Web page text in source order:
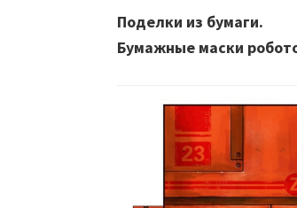
Поделки из бумаги.
Бумажные маски